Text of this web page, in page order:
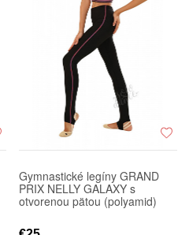
Gymnastické legíny GRAND
PRIX NELLY GALAXY s
otvorenou pätou (polyamid)